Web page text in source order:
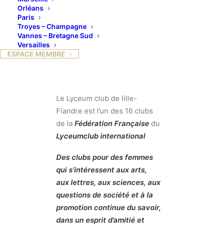
Orléans
Paris
Troyes – Champagne
Vannes – Bretagne Sud
Versailles
ESPACE MEMBRE
Le Lyceum club de lille-
Flandre est l’un des 16 clubs
de la Fédération Française du
Lyceumclub international
Des clubs pour des femmes
qui s’intéressent aux arts,
aux lettres, aux sciences, aux
questions de société et à la
promotion continue du savoir,
dans un esprit d’amitié et